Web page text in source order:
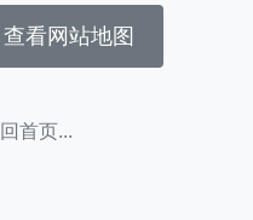
查看网站地图
首页...